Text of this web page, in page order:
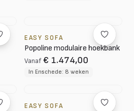
EASY SOFA
Popoline modulaire hoekbank
Vanaf € 1.474,00
In Enschede: 8 weken
EASY SOFA